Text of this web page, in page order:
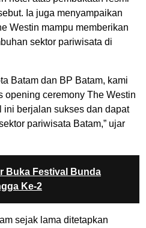
Ia juga menyampaikan
Westin mampu memberikan
sektor pariwisata di
Batam dan BP Batam, kami
opening ceremony The Westin
ini berjalan sukses dan dapat
pariwisata Batam,” ujar
Buka Festival Bunda
Ke-2
sejak lama ditetapkan